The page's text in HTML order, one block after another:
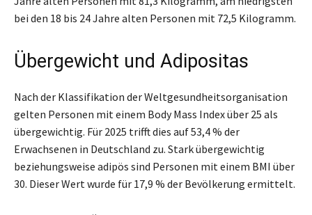
bei den 18 bis 24 Jahre alten Personen mit 72,5 Kilogramm.
Übergewicht und Adipositas
Nach der Klassifikation der Weltgesundheitsorganisation
gelten Personen mit einem Body Mass Index über 25 als
übergewichtig. Für 2025 trifft dies auf 53,4 % der
Erwachsenen in Deutschland zu. Stark übergewichtig
beziehungsweise adipös sind Personen mit einem BMI über
30. Dieser Wert wurde für 17,9 % der Bevölkerung ermittelt.